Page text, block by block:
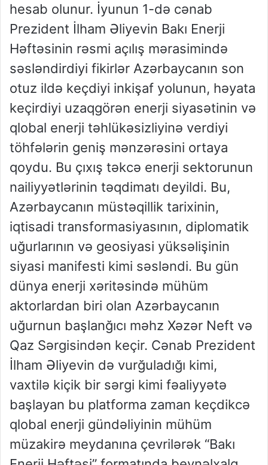
hesab olunur. İyunun 1-də cənab
Prezident İlham Əliyevin Bakı Enerji
Həftəsinin rəsmi açılış mərasimində
səsləndirdiyi fikirlər Azərbaycanın son
otuz ildə keçdiyi inkişaf yolunun, həyata
keçirdiyi uzaqgörən enerji siyasətinin və
qlobal enerji təhlükəsizliyinə verdiyi
töhfələrin geniş mənzərəsini ortaya
qoydu. Bu çıxış təkcə enerji sektorunun
nailiyyətlərinin təqdimatı deyildi. Bu,
Azərbaycanın müstəqillik tarixinin,
iqtisadi transformasiyasının, diplomatik
uğurlarının və geosiyasi yüksəlişinin
siyasi manifesti kimi səsləndi. Bu gün
dünya enerji xəritəsində mühüm
aktorlardan biri olan Azərbaycanın
uğurnun başlanğıcı məhz Xəzər Neft və
Qaz Sərgisindən keçir. Cənab Prezident
İlham Əliyevin də vurğuladığı kimi,
vaxtilə kiçik bir sərgi kimi fəaliyyətə
başlayan bu platforma zaman keçdikcə
qlobal enerji gündəliyinin mühüm
müzakirə meydanına çevrilərək “Bakı